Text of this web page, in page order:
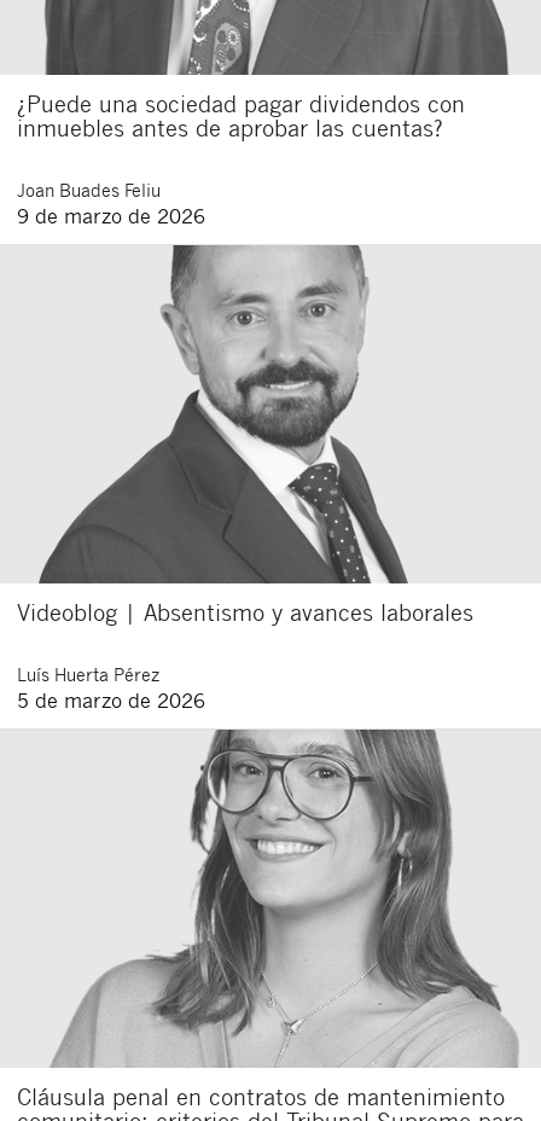
¿Puede una sociedad pagar dividendos con
inmuebles antes de aprobar las cuentas?
Joan Buades Feliu
9 de marzo de 2026
Videoblog | Absentismo y avances laborales
Luís Huerta Pérez
5 de marzo de 2026
Cláusula penal en contratos de mantenimiento